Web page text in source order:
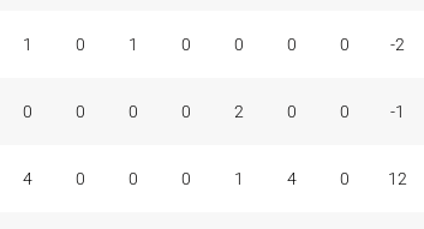
1 0 1 0 0 0 0 -2
0 0 0 0 2 0 0 -1
4 0 0 0 1 4 0 12